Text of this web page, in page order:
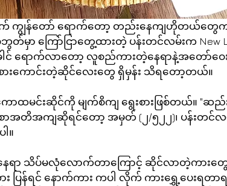
တ်မှာ ကြော်ငြာတွေ့ထားတဲ့ ပန်းတင်လမ်းက
င် ရောက်လာတော့ လူစည်ကားတဲ့နေရာနဲ့အတော်ဝ
ားကောင်းတဲ့ဆိုင်လေးတွေ ရှိမှန်း သိရတော့တယ်။
ာထမင်းဆိုင်ကို မျက်စိကျ ရွေးစားဖြစ်တယ်။ "ဆည်
ာအတိအကျဆိုရင်တော့ အမှတ် (၂/၅၂၂)၊ ပန်းတင်လမ်
။
ေရာ သိပ်မလုံလောက်တာကြောင့် ဆိုင်လာတဲ့ကားတွ
း ပြန်ရင် နောက်ကား ကပါ လိုက် ကားရွှေ့ပေးရ